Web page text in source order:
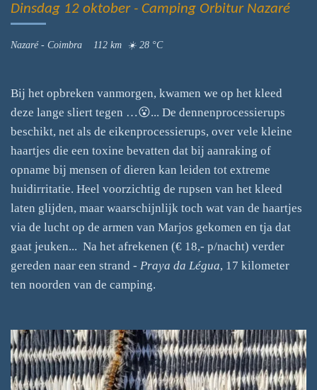
Dinsdag 12 oktober - Camping Orbitur Nazaré
Nazaré - Coimbra 112 km ☀️ 28 °C
Bij het opbreken vanmorgen, kwamen we op het kleed
deze lange sliert tegen …😮... De dennenprocessierups
beschikt, net als de eikenprocessierups, over vele kleine
haartjes die een toxine bevatten dat bij aanraking of
opname bij mensen of dieren kan leiden tot extreme
huidirritatie. Heel voorzichtig de rupsen van het kleed
laten glijden, maar waarschijnlijk toch wat van de haartjes
via de lucht op de armen van Marjos gekomen en tja dat
gaat jeuken... Na het afrekenen (€ 18,- p/nacht) verder
gereden naar een strand - Praya da Légua, 17 kilometer
ten noorden van de camping.